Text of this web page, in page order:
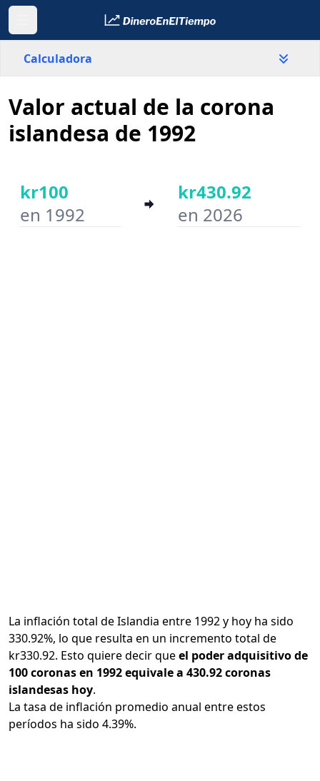
Calculadora
Islandia
País
Año inicial
Valor actual de la corona
islandesa de 1992
kr100
en 1992
kr430.92
en 2026
La inflación total de Islandia entre 1992 y hoy ha sido
330.92%, lo que resulta en un incremento total de
kr330.92. Esto quiere decir queel poder adquisitivo de
100 coronas en 1992 equivale a 430.92 coronas
islandesas hoy.
La tasa de inflación promedio anual entre estos
períodos ha sido 4.39%.